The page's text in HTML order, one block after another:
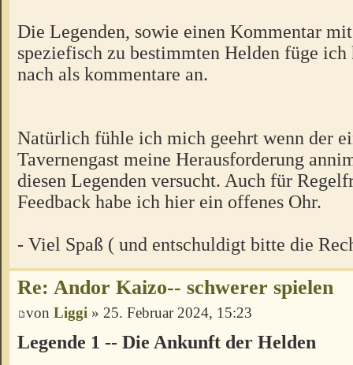
Die Legenden, sowie einen Kommentar
speziefisch zu bestimmten Helden füge ich
nach als kommentare an.
Natürlich fühle ich mich geehrt wenn der
Tavernengast meine Herausforderung
diesen Legenden versucht. Auch für
Feedback habe ich hier ein offenes Ohr.
- Viel Spaß ( und entschuldigt bitte die
Re: Andor Kaizo-- schwerer spielen
von Liggi » 25. Februar 2024, 15:23
Legende 1 -- Die Ankunft der Helden